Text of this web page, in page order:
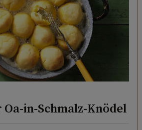
in-Schmalz-Knödel